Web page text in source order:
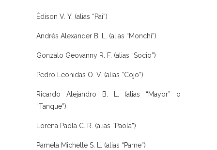
Édison V. Y. (alias “Pai”)
Andrés Alexander B. L. (alias “Monchi”)
Gonzalo Geovanny R. F. (alias “Socio”)
Pedro Leonidas O. V. (alias “Cojo”)
Ricardo Alejandro B. L. (alias “Mayor” o
“Tanque”)
Lorena Paola C. R. (alias “Paola”)
Pamela Michelle S. L. (alias “Pame”)